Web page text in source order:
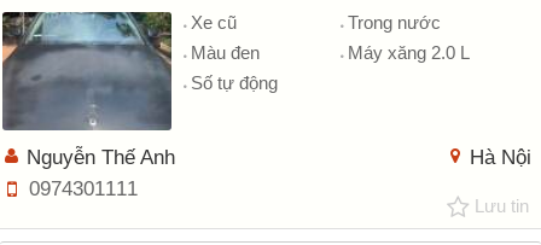
Xe cũ
Trong nước
Màu đen
Máy xăng 2.0 L
Số tự động
Hà Nội
Nguyễn Thế Anh
0974301111
Lưu tin